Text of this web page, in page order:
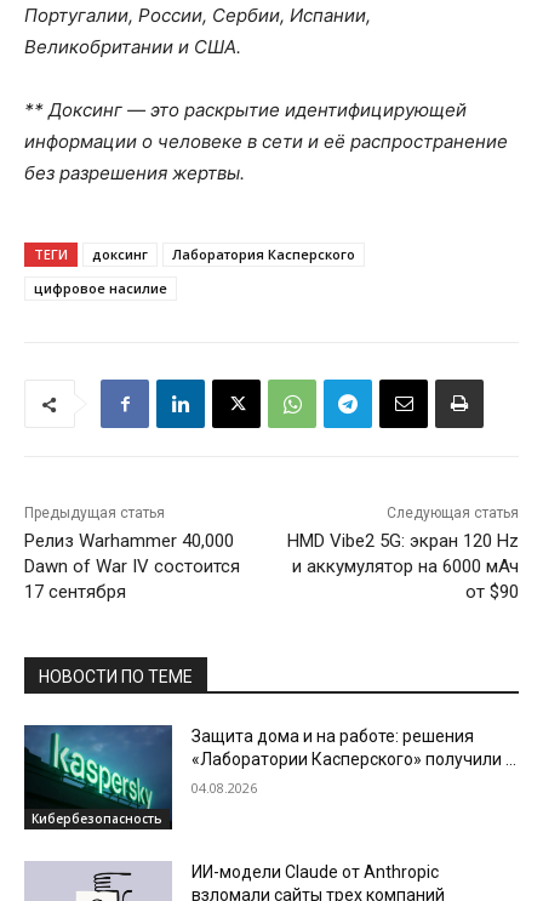
Португалии, России, Сербии, Испании,
Великобритании и США.
** Доксинг — это раскрытие идентифицирующей
информации о человеке в сети и её распространение
без разрешения жертвы.
ТЕГИ доксинг
Лаборатория Касперского
цифровое насилие
Предыдущая статья
Релиз Warhammer 40,000
Dawn of War IV состоится
17 сентября
Следующая статья
HMD Vibe2 5G: экран 120 Hz
и аккумулятор на 6000 мАч
от $90
НОВОСТИ ПО ТЕМЕ
Кибербезопасность
Защита дома и на работе: решения
«Лаборатории Касперского» получили в
2026 году четыре годовые награды по
04.08.2026
ИИ-модели Claude от Anthropic
взломали сайты трех компаний